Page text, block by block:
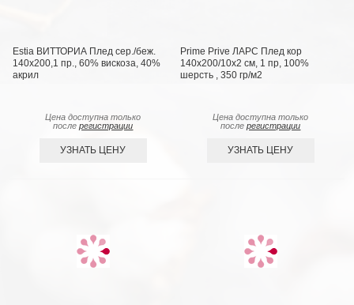
Estia ВИТТОРИА Плед сер./беж.
140х200,1 пр., 60% вискоза, 40%
акрил
Цена доступна только
послерегистрации
УЗНАТЬ ЦЕНУ
Prime Prive ЛАРС Плед кор
140х200/10х2 см, 1 пр, 100%
шерсть , 350 гр/м2
Цена доступна только
послерегистрации
УЗНАТЬ ЦЕНУ